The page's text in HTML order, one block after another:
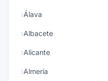
Álava
Albacete
Alicante
Almería